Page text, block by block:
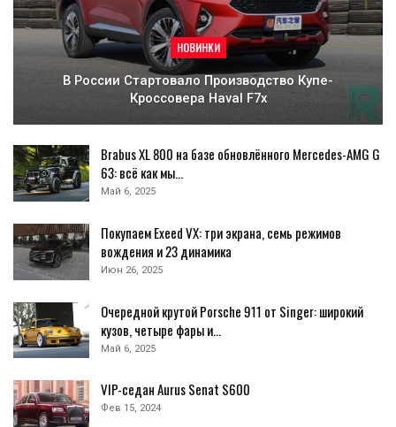
НОВИНКИ
В России Стартовало Производство Купе-
Кроссовера Haval F7x
Brabus XL 800 на базе обновлённого Mercedes-AMG G
63: всё как мы…
Май 6, 2025
Покупаем Exeed VX: три экрана, семь режимов
вождения и 23 динамика
Июн 26, 2025
Очередной крутой Porsche 911 от Singer: широкий
кузов, четыре фары и…
Май 6, 2025
VIP-седан Aurus Senat S600
Фев 15, 2024